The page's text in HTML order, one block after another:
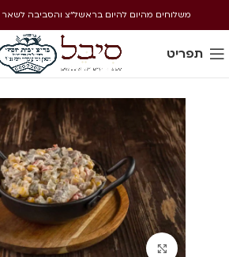
משלוחים מהיום להיום בראשל״צ והסביבה לשאר
תפריט
Click to enlarge